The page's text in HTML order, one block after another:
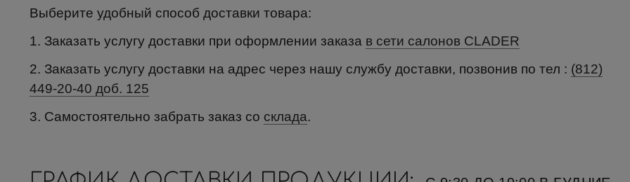
Выберите удобный способ доставки товара:
1. Заказать услугу доставки при оформлении заказа в сети салонов CLADER
2. Заказать услугу доставки на адрес через нашу службу доставки, позвонив по тел : (812)
449-20-40 доб. 125
3. Самостоятельно забрать заказ со склада.